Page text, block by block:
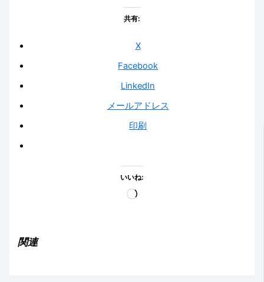
共有:
X
Facebook
LinkedIn
メールアドレス
印刷
いいね:
読
関連